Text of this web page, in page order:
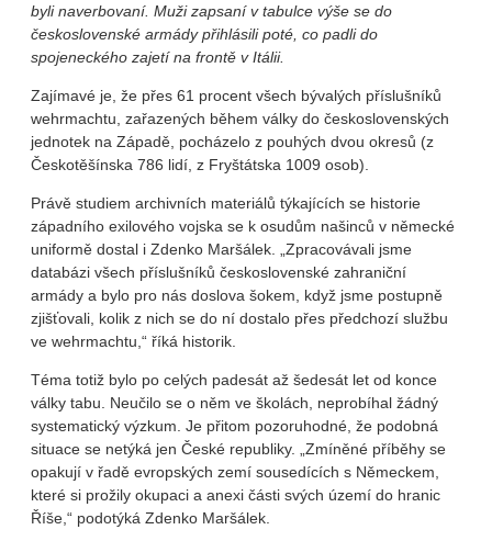
byli naverbovaní. Muži zapsaní v tabulce výše se do
československé armády přihlásili poté, co padli do
spojeneckého zajetí na frontě v Itálii.
Zajímavé je, že přes 61 procent všech bývalých příslušníků
wehrmachtu, zařazených během války do československých
jednotek na Západě, pocházelo z pouhých dvou okresů (z
Českotěšínska 786 lidí, z Fryštátska 1009 osob).
Právě studiem archivních materiálů týkajících se historie
západního exilového vojska se k osudům našinců v německé
uniformě dostal i Zdenko Maršálek. „Zpracovávali jsme
databázi všech příslušníků československé zahraniční
armády a bylo pro nás doslova šokem, když jsme postupně
zjišťovali, kolik z nich se do ní dostalo přes předchozí službu
ve wehrmachtu,“ říká historik.
Téma totiž bylo po celých padesát až šedesát let od konce
války tabu. Neučilo se o něm ve školách, neprobíhal žádný
systematický výzkum. Je přitom pozoruhodné, že podobná
situace se netýká jen České republiky. „Zmíněné příběhy se
opakují v řadě evropských zemí sousedících s Německem,
které si prožily okupaci a anexi části svých území do hranic
Říše,“ podotýká Zdenko Maršálek.